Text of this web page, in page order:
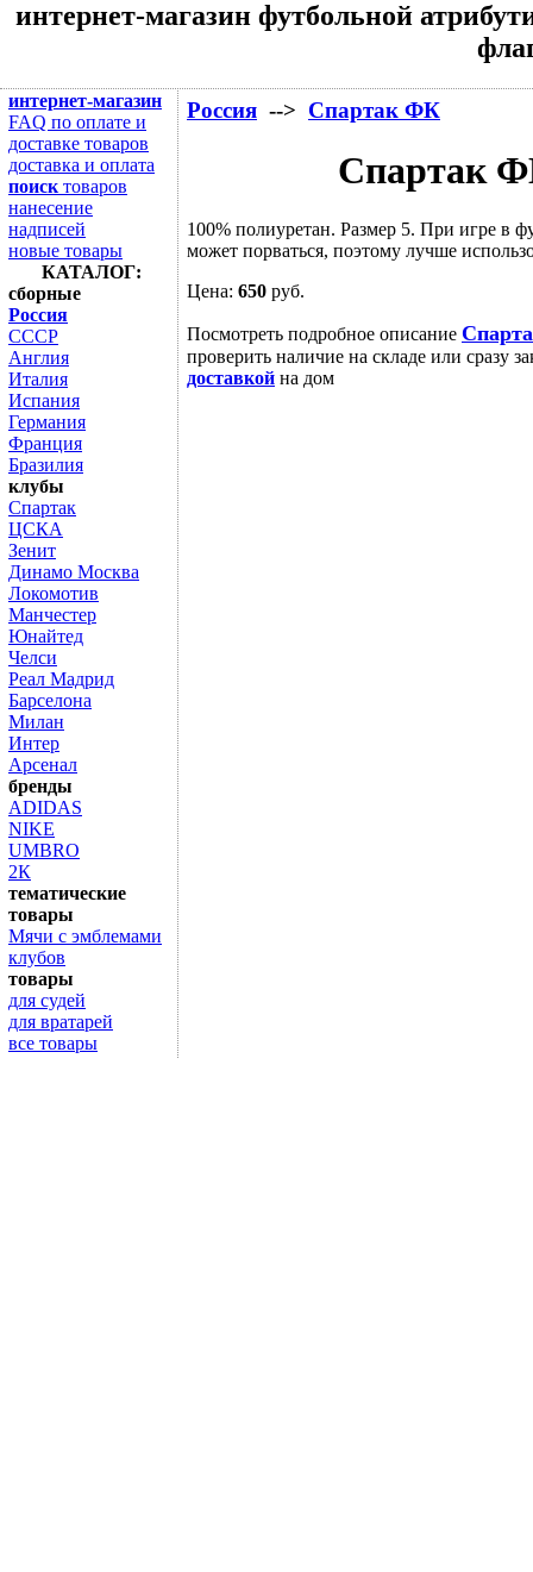
интернет-магазин футбольной
Россия --> Спартак ФК
Спартак
100% полиуретан. Размер 5. При игре в
может порваться, поэтому лучше
Цена: 650 руб.
Посмотреть подробное описание
проверить наличие на складе или сразу
доставкой на дом
интернет-магазин
FAQ по оплате и
доставке товаров
доставка и оплата
поиск товаров
нанесение
надписей
новые товары
КАТАЛОГ:
сборные
Россия
СССР
Англия
Италия
Испания
Германия
Франция
Бразилия
клубы
Спартак
ЦСКА
Зенит
Динамо Москва
Локомотив
Манчестер
Юнайтед
Челси
Реал Мадрид
Барселона
Милан
Интер
Арсенал
бренды
ADIDAS
NIKE
UMBRO
2К
тематические
товары
Мячи с эмблемами
клубов
товары
для судей
для вратарей
все товары